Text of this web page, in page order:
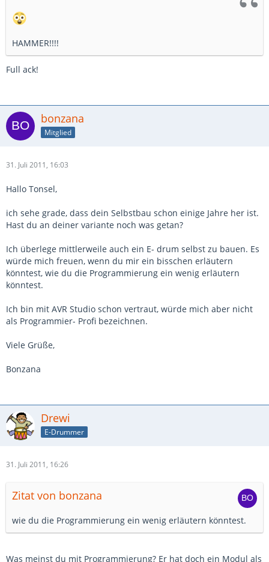
HAMMER!!!!
Full ack!
bonzana
Mitglied
31. Juli 2011, 16:03
Hallo Tonsel,
ich sehe grade, dass dein Selbstbau schon einige Jahre her ist.
Hast du an deiner variante noch was getan?
Ich überlege mittlerweile auch ein E- drum selbst zu bauen. Es
würde mich freuen, wenn du mir ein bisschen erläutern
könntest, wie du die Programmierung ein wenig erläutern
könntest.
Ich bin mit AVR Studio schon vertraut, würde mich aber nicht
als Programmier- Profi bezeichnen.
Viele Grüße,
Bonzana
Drewi
E-Drummer
31. Juli 2011, 16:26
Zitat von bonzana
wie du die Programmierung ein wenig erläutern könntest.
Was meinst du mit Programmierung? Er hat doch ein Modul als